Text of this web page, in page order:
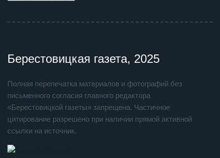
Берестовицкая газета, 2025
Полная перепечатка материалов и фотографий без
письменного согласия главного редактора
«Берестовицкой газеты» запрещена. Частичное
цитирование разрешено при наличии прямой активной
ссылки на источник.